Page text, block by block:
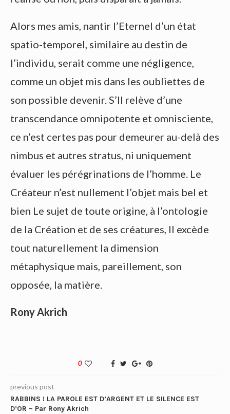
Alors mes amis, nantir l’Eternel d’un état
spatio-temporel, similaire au destin de
l’individu, serait comme une négligence,
comme un objet mis dans les oubliettes de
son possible devenir. S’Il relève d’une
transcendance omnipotente et omnisciente,
ce n’est certes pas pour demeurer au-delà des
nimbus et autres stratus, ni uniquement
évaluer les pérégrinations de l’homme. Le
Créateur n’est nullement l’objet mais bel et
bien Le sujet de toute origine, à l’ontologie
de la Création et de ses créatures, Il excède
tout naturellement la dimension
métaphysique mais, pareillement, son
opposée, la matière.
Rony Akrich
0
previous post
RABBINS ! LA PAROLE EST D’ARGENT ET LE SILENCE EST
D’OR – Par Rony Akrich